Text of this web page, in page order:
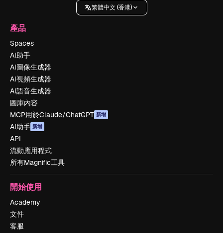
繁體中文 (香港)
產品
Spaces
AI助手
AI圖像生成器
AI視頻生成器
AI語音生成器
圖庫內容
MCP用於Claude/ChatGPT 新增
AI助手 新增
API
流動應用程式
所有Magnific工具
開始使用
Academy
文件
客服